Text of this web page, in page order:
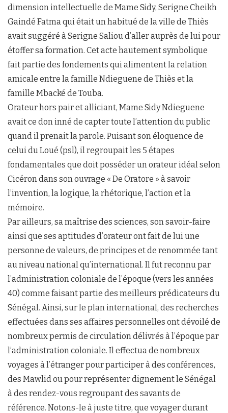
dimension intellectuelle de Mame Sidy, Serigne Cheikh
Gaindé Fatma qui était un habitué de la ville de Thiès
avait suggéré à Serigne Saliou d’aller auprès de lui pour
étoffer sa formation. Cet acte hautement symbolique
fait partie des fondements qui alimentent la relation
amicale entre la famille Ndieguene de Thiès et la
famille Mbacké de Touba.
Orateur hors pair et alliciant, Mame Sidy Ndieguene
avait ce don inné de capter toute l’attention du public
quand il prenait la parole. Puisant son éloquence de
celui du Loué (psl), il regroupait les 5 étapes
fondamentales que doit posséder un orateur idéal selon
Cicéron dans son ouvrage « De Oratore » à savoir
l’invention, la logique, la rhétorique, l’action et la
mémoire.
Par ailleurs, sa maîtrise des sciences, son savoir-faire
ainsi que ses aptitudes d’orateur ont fait de lui une
personne de valeurs, de principes et de renommée tant
au niveau national qu’international. Il fut reconnu par
l’administration coloniale de l’époque (vers les années
40) comme faisant partie des meilleurs prédicateurs du
Sénégal. Ainsi, sur le plan international, des recherches
effectuées dans ses affaires personnelles ont dévoilé de
nombreux permis de circulation délivrés à l’époque par
l’administration coloniale. Il effectua de nombreux
voyages à l’étranger pour participer à des conférences,
des Mawlid ou pour représenter dignement le Sénégal
à des rendez-vous regroupant des savants de
référence. Notons-le à juste titre, que voyager durant